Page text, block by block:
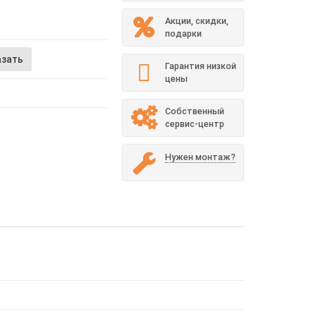
Акции, скидки,
подарки
Гарантия низкой
цены
Собственный
сервис-центр
Нужен монтаж?